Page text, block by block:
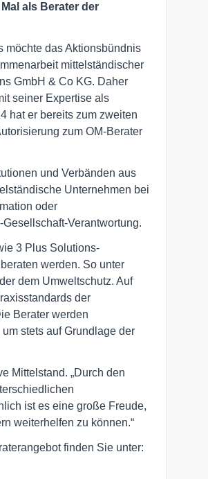
als Berater der
möchte das Aktionsbündnis
mittelständischer
GmbH & Co KG. Daher
seiner Expertise als
hat er bereits zum zweiten
zum OM-Berater
und Verbänden aus
Unternehmen bei
oder
Verantwortung.
3 Plus Solutions-
werden. So unter
dem Umweltschutz. Auf
der
Berater werden
stets auf Grundlage der
Mittelstand. „Durch den
ist es eine große Freude,
weiterhelfen zu können.“
finden Sie unter: